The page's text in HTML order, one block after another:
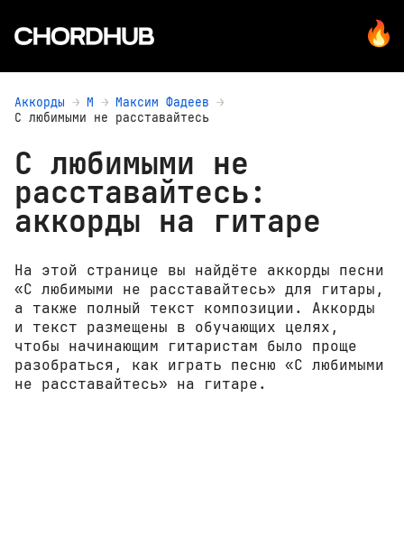
Аккорды М
Максим Фадеев
С любимыми не расставайтесь
С любимыми не
расставайтесь:
аккорды на гитаре
На этой странице вы найдёте аккорды песни
«С любимыми не расставайтесь» для гитары,
а также полный текст композиции. Аккорды
и текст размещены в обучающих целях,
чтобы начинающим гитаристам было проще
разобраться, как играть песню «С любимыми
не расставайтесь» на гитаре.